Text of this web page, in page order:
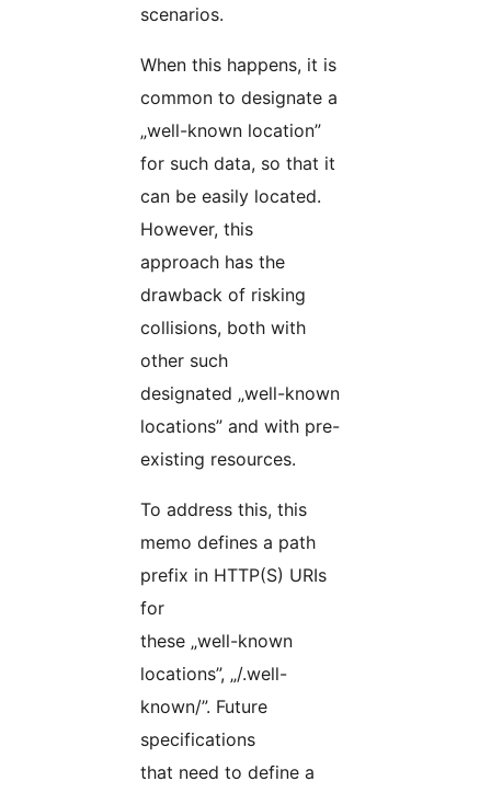
scenarios.
When this happens, it is
common to designate a
„well-known location”
for such data, so that it
can be easily located.
However, this
approach has the
drawback of risking
collisions, both with
other such
designated „well-known
locations” and with pre-
existing resources.
To address this, this
memo defines a path
prefix in HTTP(S) URIs
for
these „well-known
locations”, „/.well-
known/”. Future
specifications
that need to define a